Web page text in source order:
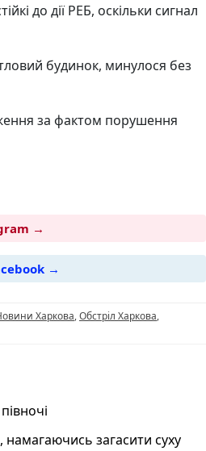
до дії РЕБ, оскільки сигнал
будинок, минулося без
за фактом порушення
→
→
Харкова,Обстріл Харкова,
намагаючись загасити суху